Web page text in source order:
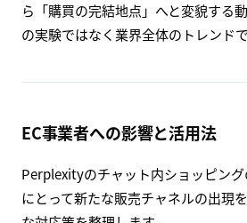
ら「購買の完結地点」へと変貌する
の実験ではなく業界全体のトレンドで
EC事業者への影響と活用法
Perplexityのチャット内ショッピン
にとって新たな販売チャネルの出現